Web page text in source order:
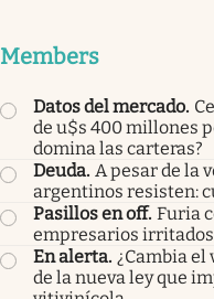
Members
Datos del mercado.
de u$s 400 millones
domina las carteras?
Deuda. A pesar de la
argentinos resisten:
Pasillos en off. Furia
empresarios
En alerta. ¿Cambia
de la nueva ley que